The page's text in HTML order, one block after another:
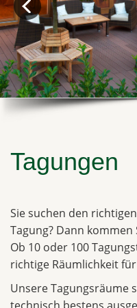
Tagungen
Sie suchen den
Tagung? Dann kommen
Ob 10 oder 100
richtige Räumlichkeit
Unsere Tagungsräume